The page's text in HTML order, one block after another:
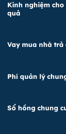
Kinh nghiệm
quả
Vay mua nhà trả
Phí quản lý
Sổ hồng chung